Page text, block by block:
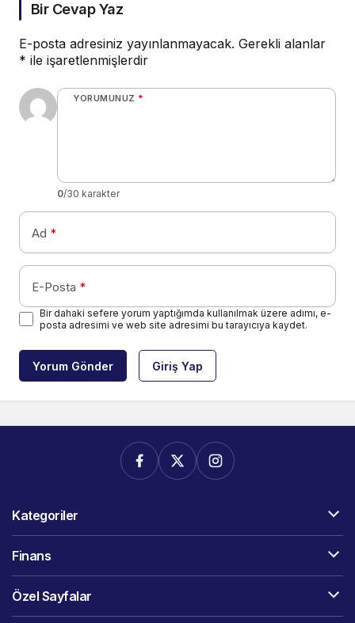
Bir Cevap Yaz
E-posta adresiniz yayınlanmayacak. Gerekli alanlar
* ile işaretlenmişlerdir
YORUMUNUZ *
0/30 karakter
Ad *
E-Posta *
Bir dahaki sefere yorum yaptığımda kullanılmak üzere adımı, e-
posta adresimi ve web site adresimi bu tarayıcıya kaydet.
Yorum Gönder Giriş Yap
Kategoriler
Finans
Özel Sayfalar